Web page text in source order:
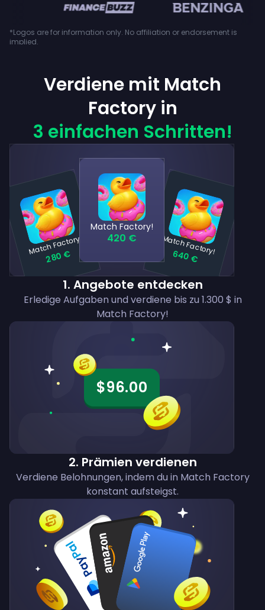
*Logos are for information only. No affiliation or endorsement is
implied.
Verdiene mit Match
Factory in
3 einfachen Schritten!
Match Factory!
280 €
Match Factory!
420 € Match Factory!
640 €
1. Angebote entdecken
Erledige Aufgaben und verdiene bis zu 1.300 $ in
Match Factory!
$96.00
2. Prämien verdienen
Verdiene Belohnungen, indem du in Match Factory
konstant aufsteigst.